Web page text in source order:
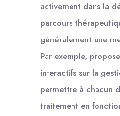
activement dans la
parcours
généralement une
Par exemple,
interactifs sur la
permettre à chacun
traitement en